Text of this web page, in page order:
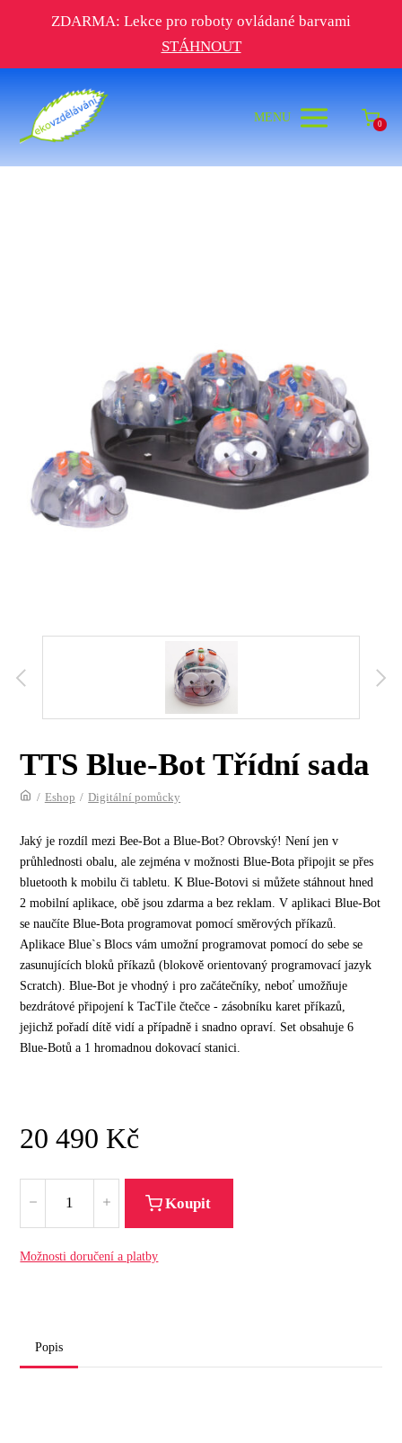
ZDARMA: Lekce pro roboty ovládané barvami
STÁHNOUT
MENU 0
TTS Blue-Bot Třídní sada
/ Eshop / Digitální pomůcky
Jaký je rozdíl mezi Bee-Bot a Blue-Bot? Obrovský! Není jen v
průhlednosti obalu, ale zejména v možnosti Blue-Bota připojit se přes
bluetooth k mobilu či tabletu. K Blue-Botovi si můžete stáhnout hned
2 mobilní aplikace, obě jsou zdarma a bez reklam. V aplikaci Blue-Bot
se naučíte Blue-Bota programovat pomocí směrových příkazů.
Aplikace Blue`s Blocs vám umožní programovat pomocí do sebe se
zasunujících bloků příkazů (blokově orientovaný programovací jazyk
Scratch). Blue-Bot je vhodný i pro začátečníky, neboť umožňuje
bezdrátové připojení k TacTile čtečce - zásobníku karet příkazů,
jejichž pořadí dítě vidí a případně i snadno opraví. Set obsahuje 6
Blue-Botů a 1 hromadnou dokovací stanici.
20 490 Kč
Koupit
Možnosti doručení a platby
Popis